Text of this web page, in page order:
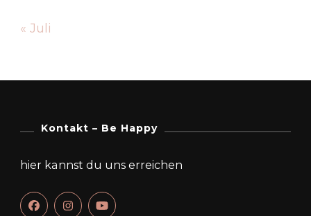
« Juli
Kontakt – Be Happy
hier kannst du uns erreichen